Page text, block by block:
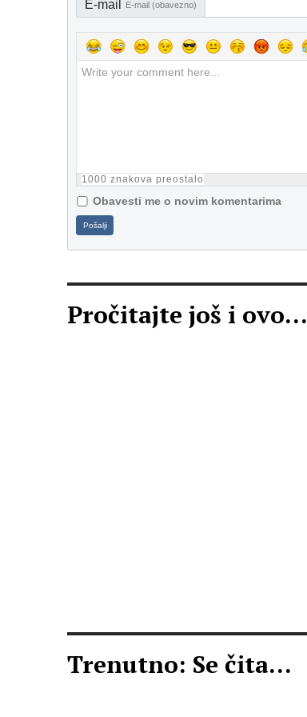
E-mail E-mail (obavezno)
1000 znakova preostalo
Obavesti me o novim komentarima
Pošalji
Pročitajte još i ovo...
Trenutno: Se čita...